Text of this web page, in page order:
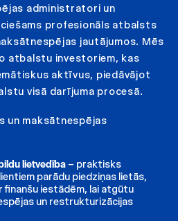
administratori un
profesionāls atbalsts
jautājumos. Mēs
atbalstu investoriem, kas
aktīvus, piedāvājot
visā darījuma procesā.
un maksātnespējas
lietvedība – praktisks
parādu piedziņas lietās,
finanšu iestādēm, lai atgūtu
un restrukturizācijas